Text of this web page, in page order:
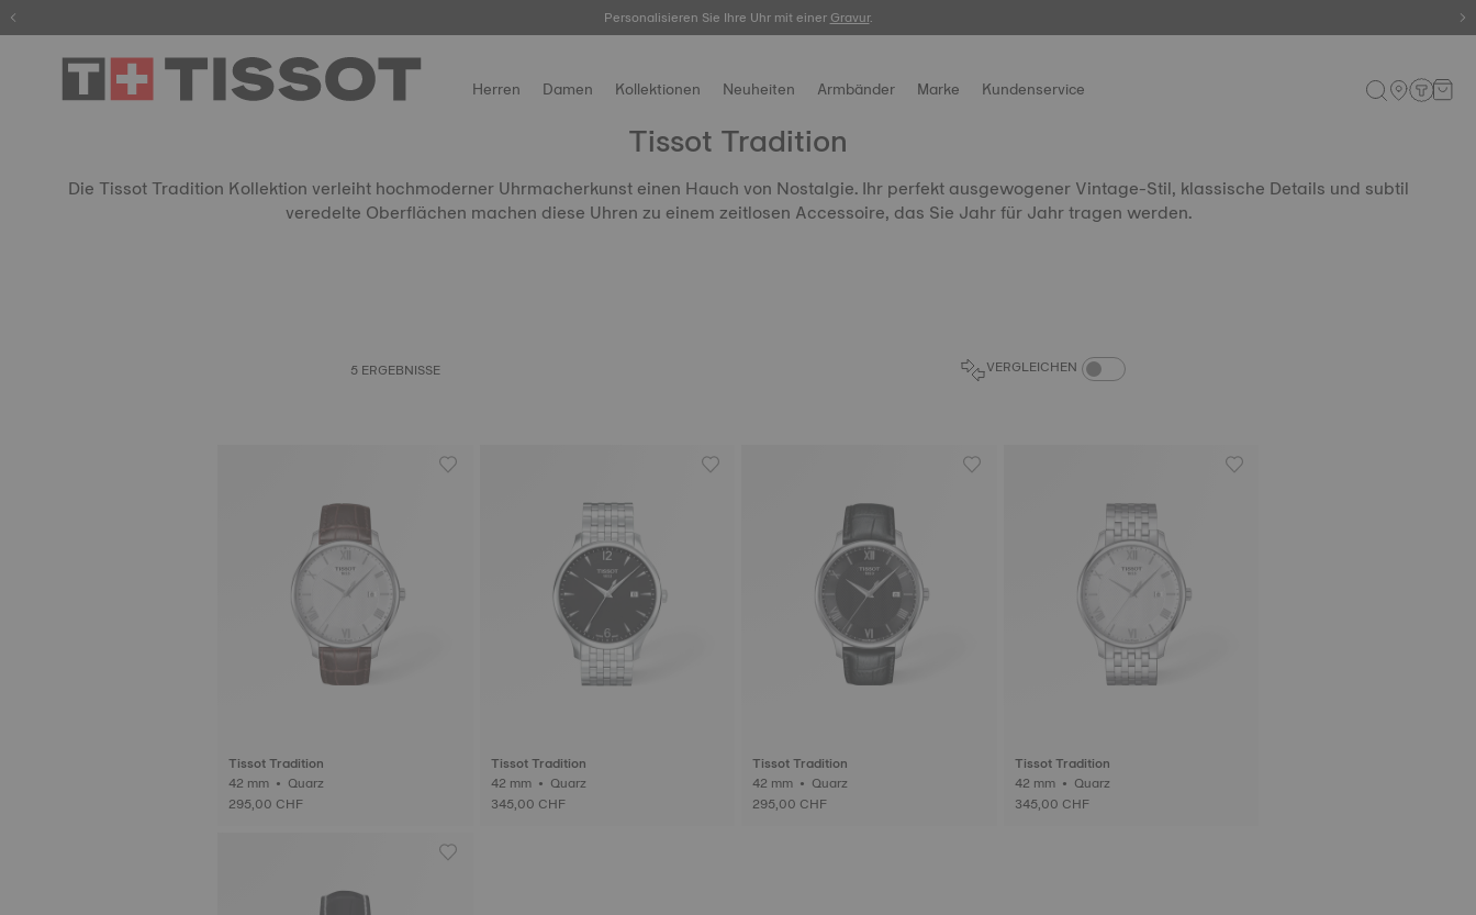
Personalisieren Sie Ihre Uhr mit einerGravur.
hier.
Herren Damen Kollektionen Neuheiten Armbänder Marke Kundenservice
Tissot Tradition
Die Tissot Tradition Kollektion verleiht hochmoderner Uhrmacherkunst einen Hauch von Nostalgie. Ihr perfekt ausgewogener Vintage-Stil, klassische Details und subtil
veredelte Oberflächen machen diese Uhren zu einem zeitlosen Accessoire, das Sie Jahr für Jahr tragen werden.
5 ERGEBNISSE VERGLEICHEN PRODUKTVERGLEICH-SCHALTER
Tissot Tradition
42 mm • Quarz
295,00 CHF
Tissot Tradition
42 mm • Quarz
345,00 CHF
Tissot Tradition
42 mm • Quarz
295,00 CHF
Tissot Tradition
42 mm • Quarz
345,00 CHF